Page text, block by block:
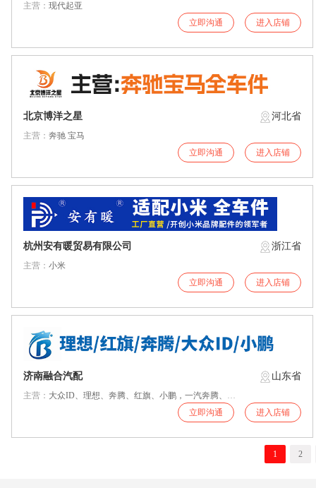
主营： 现代起亚
进入店铺
立即沟通
北京博洋之星 河北省
主营： 奔驰 宝马
进入店铺
立即沟通
杭州安有暖贸易有限公司 浙江省
主营： 小米
进入店铺
立即沟通
济南融合汽配 山东省
主营： 大众ID、理想、奔腾、红旗、小鹏，一汽奔腾、悦意 、天宫 、 小马、
进入店铺
立即沟通
1 2